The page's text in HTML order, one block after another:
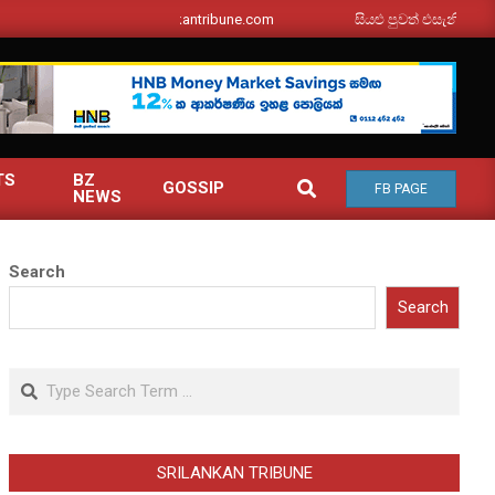
srilankantribune.com සියළු පුවත් එසැනින් ඔබ වෙත
BZ
NEWS
GOSSIP SEARCH
FB PAGE
Search
Search
Search
SRILANKAN TRIBUNE